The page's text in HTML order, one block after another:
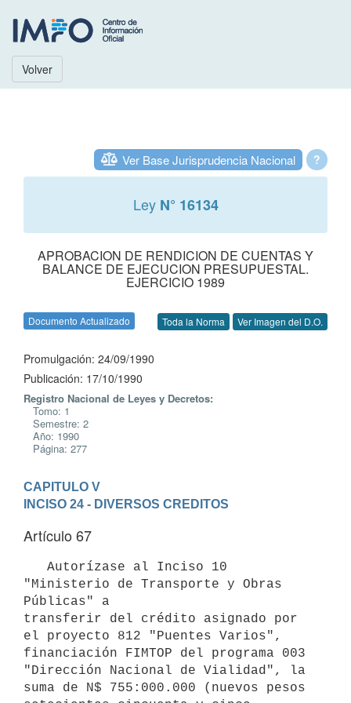
Volver
?
Ver Base Jurisprudencia Nacional
Ley N° 16134
APROBACION DE RENDICION DE CUENTAS Y
BALANCE DE EJECUCION PRESUPUESTAL.
EJERCICIO 1989
Documento Actualizado Toda la Norma Ver Imagen del D.O.
Promulgación: 24/09/1990
Publicación: 17/10/1990
Registro Nacional de Leyes y Decretos:
Tomo: 1
Semestre: 2
Año: 1990
Página: 277
CAPITULO V
INCISO 24 - DIVERSOS CREDITOS
Artículo 67
"Ministerio de Transporte y Obras
Públicas" a
transferir del crédito asignado por
el proyecto 812 "Puentes Varios",
financiación FIMTOP del programa 003
"Dirección Nacional de Vialidad", la
suma de N$ 755:000.000 (nuevos pesos